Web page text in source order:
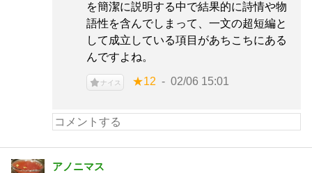
を簡潔に説明する中で結果的に詩情や物
語性を含んでしまって、一文の超短編と
して成立している項目があちこちにある
んですよね。
ナイス ★12 02/06 15:01
アノニマス